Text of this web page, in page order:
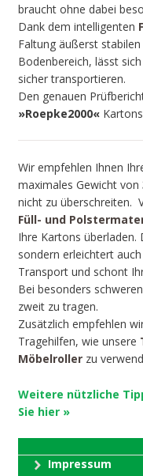
braucht ohne dabei
Dank dem intelligenten
Faltung äußerst stabilen
Bodenbereich, lässt
sicher transportieren.
Den genauen
»Roepke2000«Kartons
Wir empfehlen Ihnen
maximales Gewicht von
nicht zu überschreiten.
Füll- und
Ihre Kartons
sondern erleichtert
Transport und schont
Bei besonders
zweit zu tragen.
Zusätzlich empfehlen
Tragehilfen, wie unsere
Möbelrollerzu
Weitere nützliche
Sie hier »
Impressum